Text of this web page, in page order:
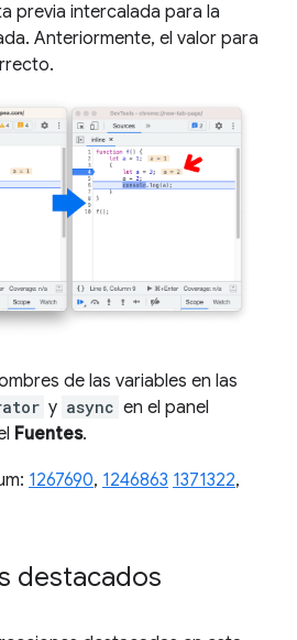
previa intercalada para la
Anteriormente, el valor para
de las variables en las
y async en el panel
Fuentes.
1267690, 1246863 1371322,
destacados